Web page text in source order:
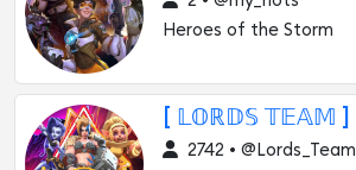
Heroes of the Storm
[ 𝕃𝕆ℝ𝔻𝕊 𝕋𝔼𝔸𝕄 ]
2742 • @Lords_Team